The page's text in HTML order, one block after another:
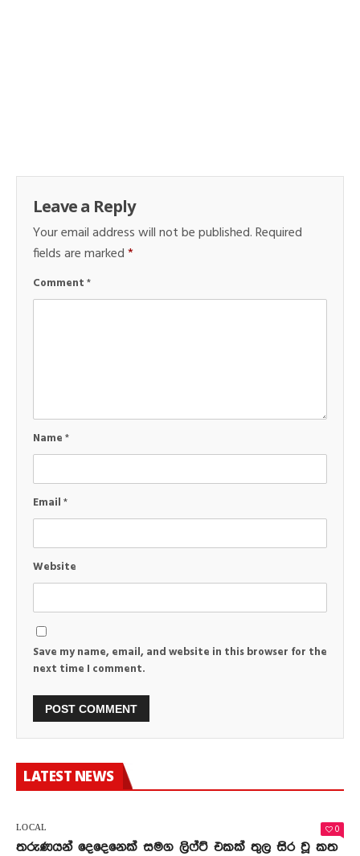
Leave a Reply
Your email address will not be published.Required
fields are marked*
Comment*
Name*
Email*
Website
Save my name, email, and website in this browser for the
next time I comment.
LATEST NEWS
LOCAL 0
තරුණයන් දෙදෙනෙක් සමග ලිෆ්ට් එකක් තුල සිර වූ කත